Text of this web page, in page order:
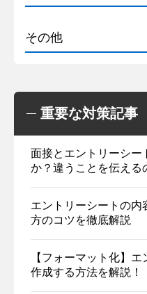
その他
重要な対策記事
面接とエントリーシー
か？違うことを伝える
エントリーシートの内
方のコツを徹底解説
【フォーマット化】
作成する方法を解説！